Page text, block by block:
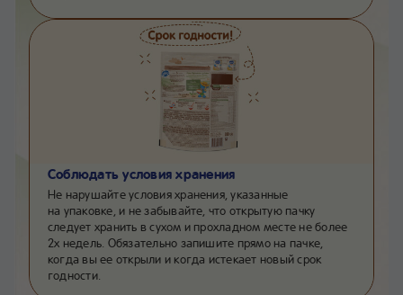
Соблюдать условия хранения
Не нарушайте условия хранения, указанные
на упаковке, и не забывайте, что открытую пачку
следует хранить в сухом и прохладном месте не более
2х недель. Обязательно запишите прямо на пачке,
когда вы ее открыли и когда истекает новый срок
годности.